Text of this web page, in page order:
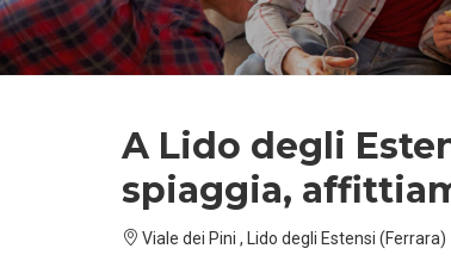
A Lido degli
spiaggia,
Viale dei Pini , Lido degli Estensi (Ferrara)